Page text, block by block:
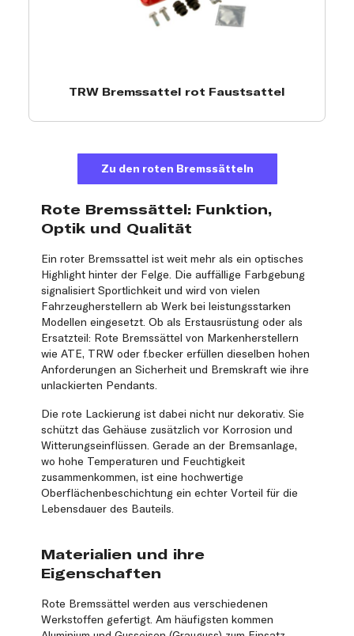
TRW Bremssattel rot Faustsattel
Zu den roten Bremssätteln
Rote Bremssättel: Funktion,
Optik und Qualität
Ein roter Bremssattel ist weit mehr als ein optisches
Highlight hinter der Felge. Die auffällige Farbgebung
signalisiert Sportlichkeit und wird von vielen
Fahrzeugherstellern ab Werk bei leistungsstarken
Modellen eingesetzt. Ob als Erstausrüstung oder als
Ersatzteil: Rote Bremssättel von Markenherstellern
wie ATE, TRW oder f.becker erfüllen dieselben hohen
Anforderungen an Sicherheit und Bremskraft wie ihre
unlackierten Pendants.
Die rote Lackierung ist dabei nicht nur dekorativ. Sie
schützt das Gehäuse zusätzlich vor Korrosion und
Witterungseinflüssen. Gerade an der Bremsanlage,
wo hohe Temperaturen und Feuchtigkeit
zusammenkommen, ist eine hochwertige
Oberflächenbeschichtung ein echter Vorteil für die
Lebensdauer des Bauteils.
Materialien und ihre
Eigenschaften
Rote Bremssättel werden aus verschiedenen
Werkstoffen gefertigt. Am häufigsten kommen